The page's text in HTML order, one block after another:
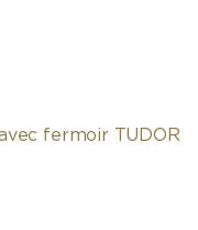
fermoir TUDOR